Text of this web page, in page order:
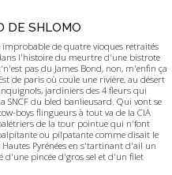
DE SHLOMO
de quatre vioques retraités
l'histoire du meurtre d'une bistrote
pas du James Bond, non, m'enfin ça
de paris où coule une rivière, au désert
jardiniers des 4 fleurs qui
du bled banlieusard. Qui vont se
boys flingueurs à tout va de la CIA
de la tour pointue qui n'font
ou pilpatante comme disait le
Hautes Pyrénées en s'tartinant d'ail un
pincée d'gros sel et d'un filet